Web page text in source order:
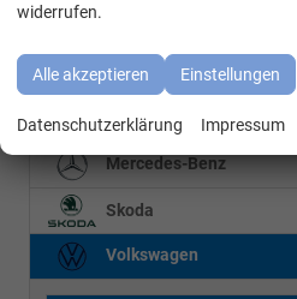
BMW
Cupra
Mercedes-Benz
Skoda
Volkswagen
widerrufen.
Alle akzeptieren Einstellungen
Datenschutzerklärung Impressum